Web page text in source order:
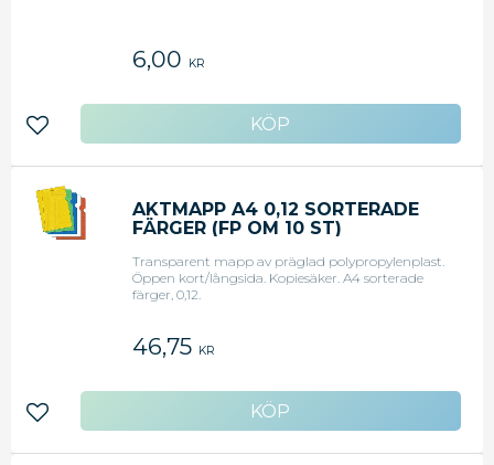
6,00 KR
Lägg till i favoriter
AKTMAPP A4 0,12 SORTERADE
FÄRGER (FP OM 10 ST)
Transparent mapp av präglad polypropylenplast.
Öppen kort/långsida. Kopiesäker. A4 sorterade
färger, 0,12.
46,75 KR
Lägg till i favoriter